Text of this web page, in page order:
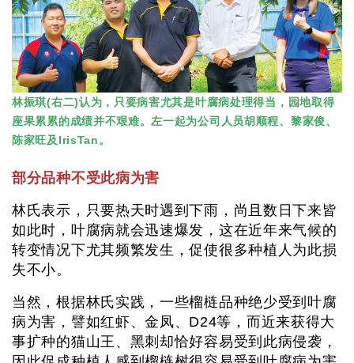
林振琪(右二)认为，只要病害尤其是叶腐病处理得当，园地取得
座果累累的成绩并不艰难。左一起为公司人员胡顺程、黎家俊、
陈家旺及IrisTan。
部分品种不受此病为害
林氏表示，只要热天时遇到下雨，尚且数日下来皆
如此时，叶腐病就会迅速爆发，这在近年来气候的
转变情况下尤其频繁发生，促使很多种植人为此损
失不小。
当然，根据林氏实践，一些榴梿品种绝少受到叶腐
病为害，譬如红虾、金凤、D24等，而近来获得大
事扩种的猫山王、黑刺却恰好容易受到此病侵袭，